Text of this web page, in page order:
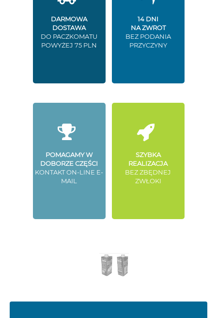
DARMOWA
DOSTAWA
DO PACZKOMATU
POWYŻEJ 75 PLN
14 DNI
NA ZWROT
BEZ PODANIA
PRZYCZYNY
POMAGAMY W
DOBORZE CZĘŚCI
KONTAKT ON-LINE E-
MAIL
SZYBKA
REALIZACJA
BEZ ZBĘDNEJ
ZWŁOKI